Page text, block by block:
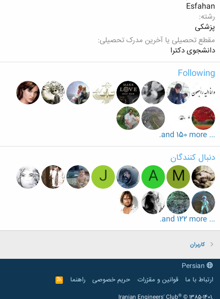
Esfahan
رشته
پزشکی
مقطع تحصیلی یا آخرین مدرک تحصیلی
دانشجوی دکترا
Following
... and 150 more.
دنبال کنندگان
M
A
J
... and 122 more.
کاربران
ارتباط با ما
قوانین و مقرّرات حریم خصوصی راهنما
R
S
®